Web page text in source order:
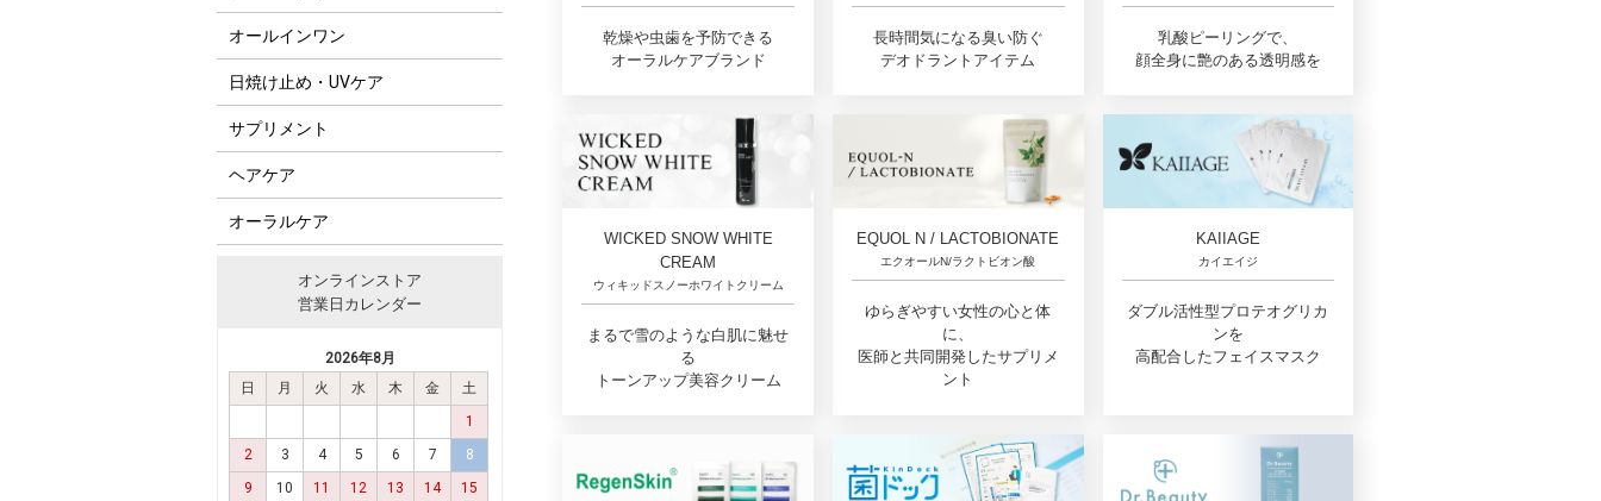
オールインワン
日焼け止め・UVケア
サプリメント
ヘアケア
オーラルケア
オンラインストア
営業日カレンダー
2026年8月
日
月 火 水 木 金
土
1
2
3 4 5 6 7
8
9
10 11 12 13 14
15
乾燥や虫歯を予防できる
オーラルケアブランド
長時間気になる臭い防ぐ
デオドラントアイテム
乳酸ピーリングで、
顔全身に艶のある透明感を
WICKED SNOW WHITE
CREAM
ウィキッドスノーホワイトクリーム
まるで雪のような白肌に魅せ
る
トーンアップ美容クリーム
EQUOL N / LACTOBIONATE
エクオールN/ラクトビオン酸
ゆらぎやすい女性の心と体
に、
医師と共同開発したサプリメ
ント
KAIIAGE
カイエイジ
ダブル活性型プロテオグリカ
ンを
高配合したフェイスマスク